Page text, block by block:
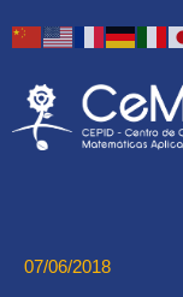
07/06/2018